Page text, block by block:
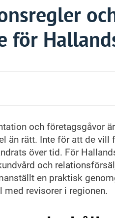
för
och företagsgåvor
än rätt. Inte för att de vill
över tid. För
och
en praktisk
revisorer i regionen.